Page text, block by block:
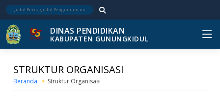
DINAS PENDIDIKAN
KABUPATEN GUNUNGKIDUL
STRUKTUR ORGANISASI
Beranda Struktur Organisasi